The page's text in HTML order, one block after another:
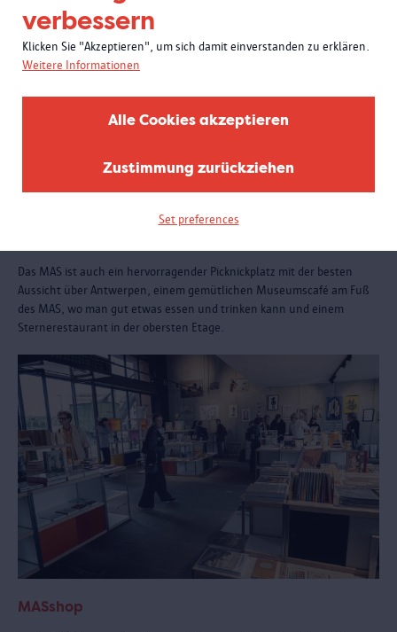
verbessern
Klicken Sie "Akzeptieren", um sich damit einverstanden zu erklären.
Weitere Informationen
Alle Cookies akzeptieren
Zustimmung zurückziehen
Set preferences
Das MAS ist auch ein hervorragender Picknickplatz mit der besten
Aussicht über Antwerpen, einem gemütlichen Museumscafé am Fuß
des MAS, wo man gut etwas essen und trinken kann und einem
Sternerestaurant in der obersten Etage.
MASshop